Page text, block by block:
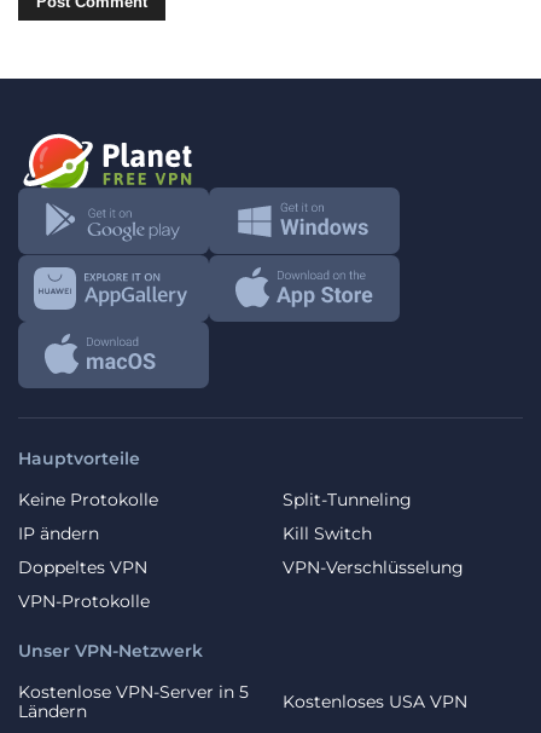
Hauptvorteile
Keine Protokolle
Split-Tunneling
IP ändern
Kill Switch
Doppeltes VPN
VPN-Verschlüsselung
VPN-Protokolle
Unser VPN-Netzwerk
Kostenlose VPN-Server in 5
Ländern
Kostenloses USA VPN